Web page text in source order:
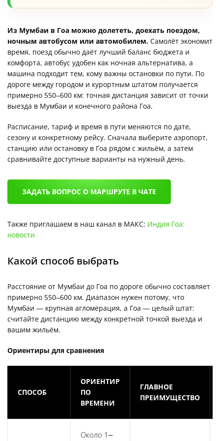
Из Мумбаи в Гоа можно долететь, доехать поездом,
ночным автобусом или автомобилем. Самолёт экономит
время, поезд обычно даёт лучший баланс бюджета и
комфорта, автобус удобен как ночная альтернатива, а
машина подходит тем, кому важны остановки по пути. По
дороге между городом и курортным штатом получается
примерно 550–600 км: точная дистанция зависит от точки
выезда в Мумбаи и конечного района Гоа.
Расписание, тариф и время в пути меняются по дате,
сезону и конкретному рейсу. Сначала выберите аэропорт,
станцию или остановку в Гоа рядом с жильём, а затем
сравнивайте доступные варианты на нужный день.
ЗАДАТЬ ВОПРОС О МАРШРУТЕ В ЧАТЕ
Также приглашаем в наш канал в МАКС: Индия Гоа:
новости
Какой способ выбрать
Расстояние от Мумбаи до Гоа по дороге обычно составляет
примерно 550–600 км. Диапазон нужен потому, что
Мумбаи — крупная агломерация, а Гоа — целый штат:
считайте дистанцию между конкретной точкой выезда и
вашим жильём.
Ориентиры для сравнения
СПОСОБ
ОРИЕНТИР
ПО
ВРЕМЕНИ
ГЛАВНОЕ
ПРЕИМУЩЕСТВО
Около 1–